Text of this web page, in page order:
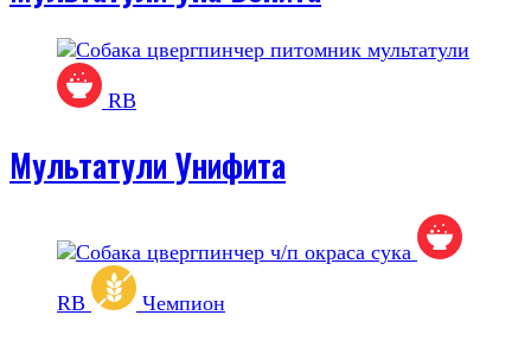
RB
Мультатули Унифита
RB Чемпион